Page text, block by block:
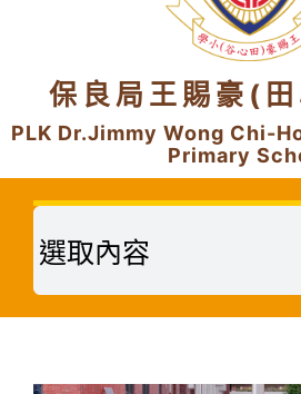
保良局王賜豪(
PLK Dr.Jimmy Wong Chi-
Primary